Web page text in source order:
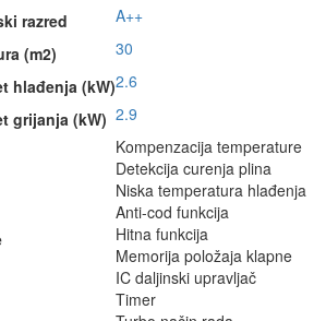
razred
A++
(m2)
30
hlađenja (kW)2.6
grijanja (kW) 2.9
Kompenzacija temperature
Detekcija curenja plina
Niska temperatura hlađenja
Anti-cod funkcija
Hitna funkcija
Memorija položaja klapne
IC daljinski upravljač
Timer